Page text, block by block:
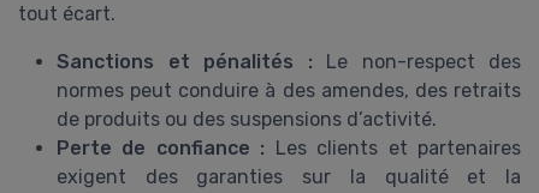
tout écart.
Sanctions et pénalités : Le non-respect des
normes peut conduire à des amendes, des retraits
de produits ou des suspensions d’activité.
Perte de confiance : Les clients et partenaires
exigent des garanties sur la qualité et la